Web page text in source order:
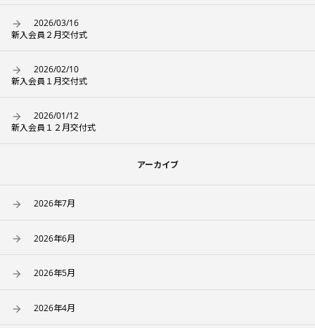
2026/03/16
新入会員２月交付式
2026/02/10
新入会員１月交付式
2026/01/12
新入会員１２月交付式
アーカイブ
2026年7月
2026年6月
2026年5月
2026年4月